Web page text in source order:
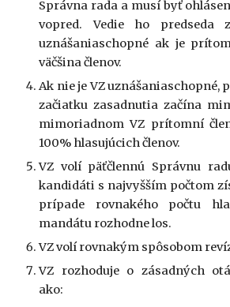
Správna rada a musí byť
vopred. Vedie ho predseda
uznášaniaschopné ak je
väčšina členov.
Ak nie je VZ uznášaniaschopné,
začiatku zasadnutia začína
mimoriadnom VZ prítomní
100% hlasujúcich členov.
VZ volí päťčlennú Správnu
kandidáti s najvyšším počtom
prípade rovnakého počtu
mandátu rozhodne los.
VZ volí rovnakým spôsobom
VZ rozhoduje o zásadných
ako: